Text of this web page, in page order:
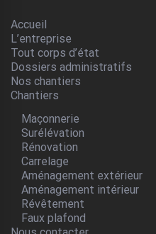
Accueil
L’entreprise
Tout corps d’état
Dossiers administratifs
Nos chantiers
Chantiers
Maçonnerie
Surélévation
Rénovation
Carrelage
Aménagement extérieur
Aménagement intérieur
Révêtement
Faux plafond